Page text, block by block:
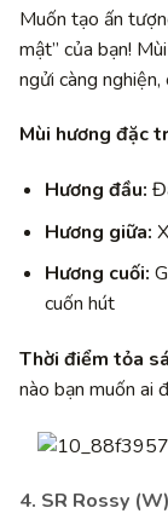
Muốn tạo ấn
mật” của bạn!
ngửi càng
Mùi hương đặc
Hương đầu:
Hương giữa:
Hương cuối:
cuốn hút
Thời điểm tỏa
nào bạn muốn ai
4. SR Rossy